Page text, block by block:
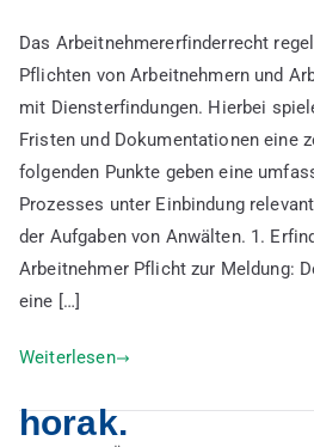
von
mit
Beispielen
Das Arbeitnehmererfinderrecht
Pflichten von Arbeitnehmern und
mit Diensterfindungen. Hierbei
Fristen und Dokumentationen eine
folgenden Punkte geben eine
Prozesses unter Einbindung
der Aufgaben von Anwälten. 1.
Arbeitnehmer Pflicht zur Meldung:
eine […]
Weiterlesen
horak.